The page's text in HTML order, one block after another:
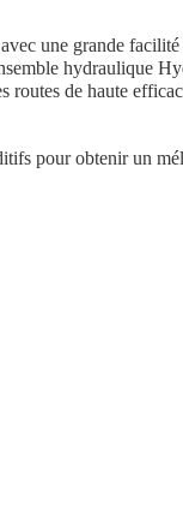
une grande
hydraulique
routes de haute
pour obtenir un